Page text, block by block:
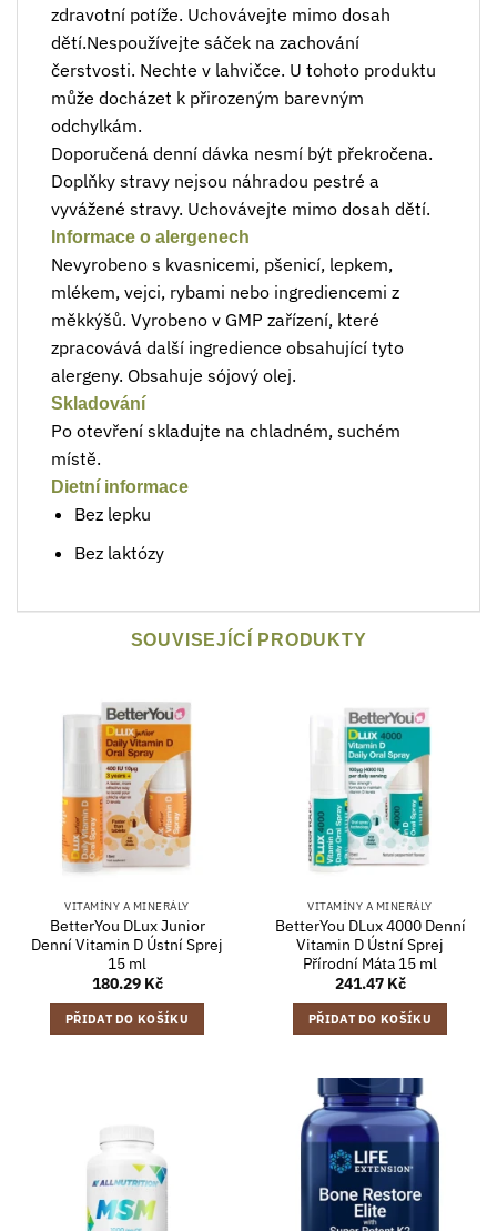
zdravotní potíže. Uchovávejte mimo dosah
dětí.Nespoužívejte sáček na zachování
čerstvosti. Nechte v lahvičce. U tohoto produktu
může docházet k přirozeným barevným
odchylkám.
Doporučená denní dávka nesmí být překročena.
Doplňky stravy nejsou náhradou pestré a
vyvážené stravy. Uchovávejte mimo dosah dětí.
Informace o alergenech
Nevyrobeno s kvasnicemi, pšenicí, lepkem,
mlékem, vejci, rybami nebo ingrediencemi z
měkkýšů. Vyrobeno v GMP zařízení, které
zpracovává další ingredience obsahující tyto
alergeny. Obsahuje sójový olej.
Skladování
Po otevření skladujte na chladném, suchém
místě.
Dietní informace
Bez lepku
Bez laktózy
SOUVISEJÍCÍ PRODUKTY
VITAMÍNY A MINERÁLY
BetterYou DLux Junior
Denní Vitamin D Ústní Sprej
15 ml
180.29 Kč
PŘIDAT DO KOŠÍKU
VITAMÍNY A MINERÁLY
BetterYou DLux 4000 Denní
Vitamin D Ústní Sprej
Přírodní Máta 15 ml
241.47 Kč
PŘIDAT DO KOŠÍKU